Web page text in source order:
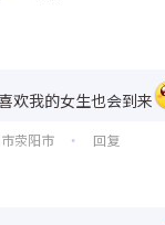
欢我的女生也会到来
荥阳市 • 回复